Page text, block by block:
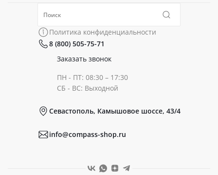
Политика конфиденциальности
Коллекции
Политика конфиденциальности
8 (800) 505-75-71
Заказать звонок
ПН - ПТ: 08:30 – 17:30
СБ - ВС: Выходной
Севастополь, Камышовое шоссе, 43/4
info@compass-shop.ru